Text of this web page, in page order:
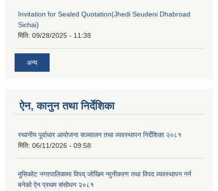
Invitation for Sealed Quotation(Jhedi Seudeni Dhabroad
Sichai)
मिति: 09/28/2025 - 11:38
अन्य
ऐन, कानुन तथा निर्देशिका
स्थानीय पूर्वाधार आयोजना सञ्चालन तथा व्यवस्थापन निर्देशिका २०८१
मिति: 06/11/2026 - 09:58
मुसिकोट नगरपालिकामा विपद् जोखिम न्युनीकरण तथा विपद व्यवस्थापन गर्न
बनेको ऐन प्रथम संसोधन २०८१